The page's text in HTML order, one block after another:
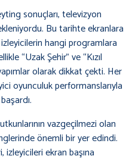
sonuçları, televizyon
Bu tarihte ekranlara
hangi programlara
“Uzak Şehir” ve “Kızıl
olarak dikkat çekti. Her
oyunculuk performanslarıyla
vazgeçilmezi olan
önemli bir yer edindi.
izleyicileri ekran başına